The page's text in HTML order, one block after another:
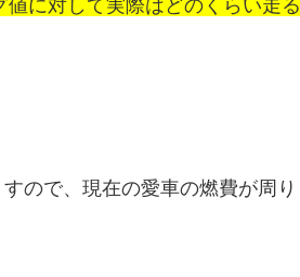
値に対して実際はどのくらい走る
ので、現在の愛車の燃費が周り